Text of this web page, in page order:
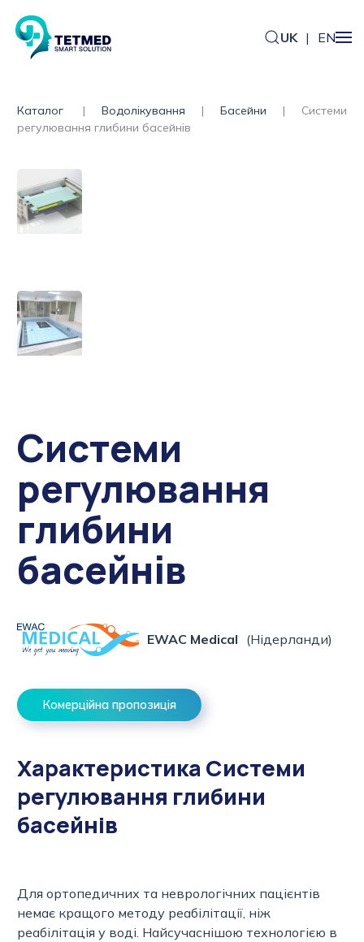
UK | EN
Каталог Водолікування Басейни
Системи
регулювання глибини басейнів
Системи
регулювання
глибини
басейнів
EWAC Medical (Нідерланди)
Комерційна пропозиція
Характеристика Системи
регулювання глибини
басейнів
Для ортопедичних та неврологічних пацієнтів
немає кращого методу реабілітації, ніж
реабілітація у воді. Найсучаснішою технологією в